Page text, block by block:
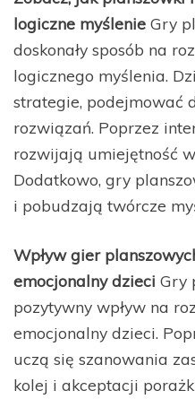
logiczne myślenie Gry
doskonały sposób na
logicznego myślenia.
strategie, podejmować
rozwiązań. Poprzez
rozwijają umiejętność
Dodatkowo, gry
i pobudzają twórcze
Wpływ gier
emocjonalny dzieci Gry
pozytywny wpływ na
emocjonalny dzieci.
uczą się szanowania
kolej i akceptacji